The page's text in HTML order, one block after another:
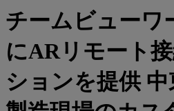
チームビューワ
にARリモート
ションを提供